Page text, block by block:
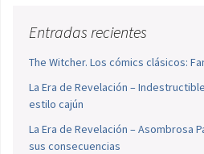
Entradas recientes
The Witcher. Los cómics clásicos:
La Era de Revelación –
estilo cajún
La Era de Revelación – Asombrosa
sus consecuencias